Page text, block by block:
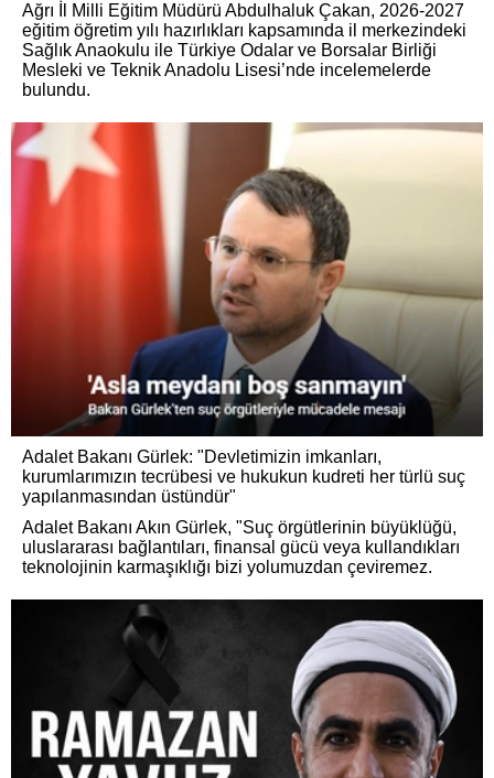
Ağrı İl Milli Eğitim Müdürü Abdulhaluk Çakan, 2026-2027
eğitim öğretim yılı hazırlıkları kapsamında il merkezindeki
Sağlık Anaokulu ile Türkiye Odalar ve Borsalar Birliği
Mesleki ve Teknik Anadolu Lisesi’nde incelemelerde
bulundu.
Adalet Bakanı Gürlek: "Devletimizin imkanları,
kurumlarımızın tecrübesi ve hukukun kudreti her türlü suç
yapılanmasından üstündür"
Adalet Bakanı Akın Gürlek, "Suç örgütlerinin büyüklüğü,
uluslararası bağlantıları, finansal gücü veya kullandıkları
teknolojinin karmaşıklığı bizi yolumuzdan çeviremez.